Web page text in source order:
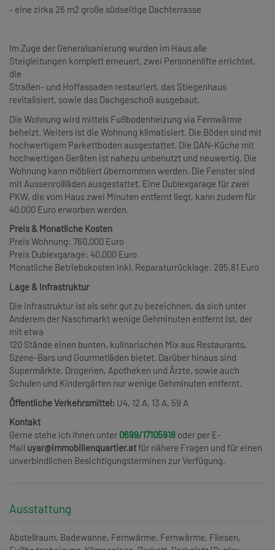
- eine zirka 26 m2 große südseitige Dachterrasse
Im Zuge der Generalsanierung wurden im Haus alle
Steigleitungen komplett erneuert, zwei Personenlifte errichtet,
die
Straßen- und Hoffassaden restauriert, das Stiegenhaus
revitalisiert, sowie das Dachgeschoß ausgebaut.
Die Wohnung wird mittels Fußbodenheizung via Fernwärme
beheizt. Weiters ist die Wohnung klimatisiert. Die Böden sind mit
hochwertigem Parkettboden ausgestattet. Die DAN-Küche mit
hochwertigen Geräten ist nahezu unbenutzt und neuwertig. Die
Wohnung kann möbliert übernommen werden. Die Fenster sind
mit Aussenrollläden ausgestattet. Eine Dublexgarage für zwei
PKW, die vom Haus zwei Minuten entfernt liegt, kann zudem für
40.000 Euro erworben werden.
Preis & Monatliche Kosten
Preis Wohnung: 760.000 Euro
Preis Dublexgarage: 40.000 Euro
Monatliche Betriebskosten inkl. Reparaturrücklage: 295,81 Euro
Lage & Infrastruktur
Die Infrastruktur ist als sehr gut zu bezeichnen, da sich unter
Anderem der Naschmarkt wenige Gehminuten entfernt ist, der
mit etwa
120 Stände einen bunten, kulinarischen Mix aus Restaurants,
Szene-Bars und Gourmetläden bietet. Darüber hinaus sind
Supermärkte, Drogerien, Apotheken und Ärzte, sowie auch
Schulen und Kindergärten nur wenige Gehminuten entfernt.
Öffentliche Verkehrsmittel: U4, 12 A, 13 A, 59 A
Kontakt
Gerne stehe ich Ihnen unter 0699/17105918 oder per E-
Mail uyar@immobilienquartier.atfür nähere Fragen und für einen
unverbindlichen Besichtigungsterminen zur Verfügung.
Ausstattung
Abstellraum Badewanne Fernwärme Fernwärme Fliesen